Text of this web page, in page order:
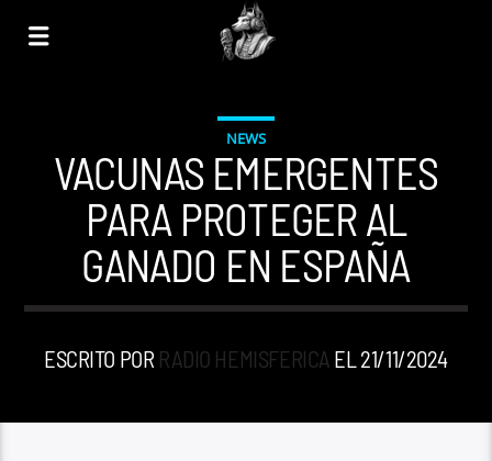
NEWS
VACUNAS EMERGENTES
PARA PROTEGER AL
GANADO EN ESPAÑA
ESCRITO POR RADIO HEMISFERICA EL 21/11/2024